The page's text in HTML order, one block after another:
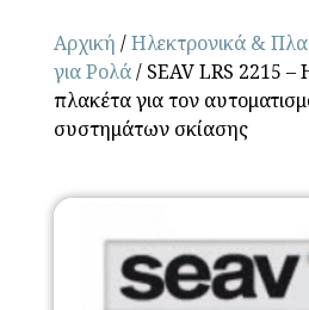
Αρχική /Ηλεκτρονικά &
για Ρολά/ SEAV LRS 2215 –
πλακέτα για τον
συστημάτων σκίασης